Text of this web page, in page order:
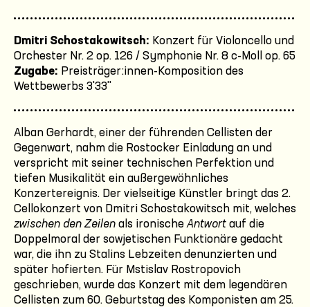
Dmitri Schostakowitsch: Konzert für Violoncello und
Orchester Nr. 2 op. 126 / Symphonie Nr. 8 c-Moll op. 65
Zugabe: Preisträger:innen-Komposition des
Wettbewerbs 3'33''
Alban Gerhardt, einer der führenden Cellisten der
Gegenwart, nahm die Rostocker Einladung an und
verspricht mit seiner technischen Perfektion und
tiefen Musikalität ein außergewöhnliches
Konzertereignis. Der vielseitige Künstler bringt das 2.
Cellokonzert von Dmitri Schostakowitsch mit, welches
zwischen den Zeilen als ironischeAntwort auf die
Doppelmoral der sowjetischen Funktionäre gedacht
war, die ihn zu Stalins Lebzeiten denunzierten und
später hofierten. Für Mstislav Rostropovich
geschrieben, wurde das Konzert mit dem legendären
Cellisten zum 60. Geburtstag des Komponisten am 25.